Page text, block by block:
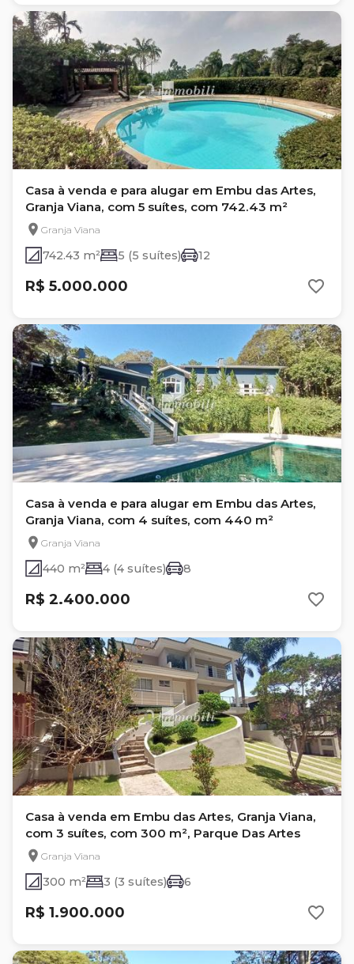
Casa à venda e para alugar em Embu das Artes,
Granja Viana, com 5 suítes, com 742.43 m²
Granja Viana
742.43 m² 5 (5 suítes) 12
R$ 5.000.000
Casa à venda e para alugar em Embu das Artes,
Granja Viana, com 4 suítes, com 440 m²
Granja Viana
440 m² 4 (4 suítes) 8
R$ 2.400.000
Casa à venda em Embu das Artes, Granja Viana,
com 3 suítes, com 300 m², Parque Das Artes
Granja Viana
300 m² 3 (3 suítes) 6
R$ 1.900.000